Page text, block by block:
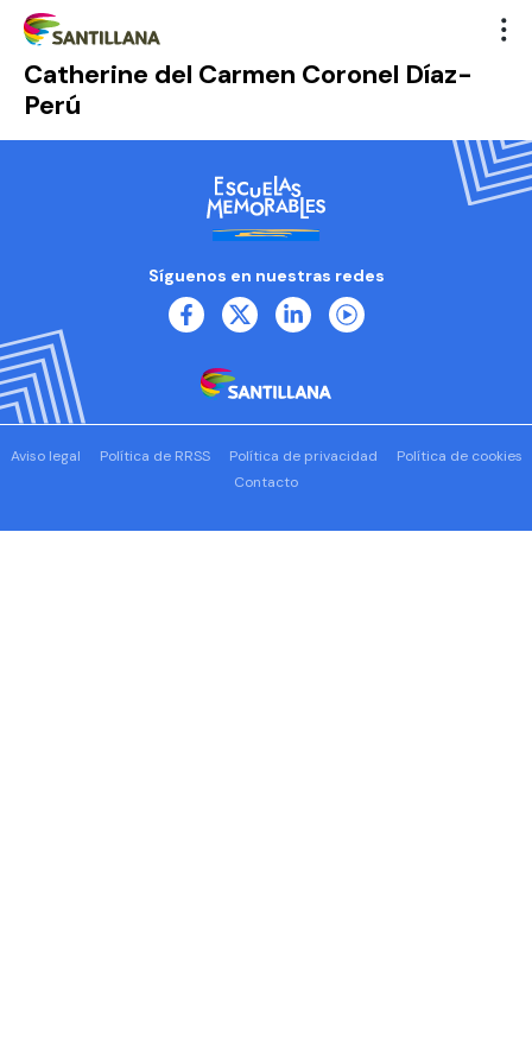
Catherine del Carmen Coronel Díaz-
Perú
Síguenos en nuestras redes
Aviso legal Política de RRSS Política de privacidad
Política de cookies
Contacto